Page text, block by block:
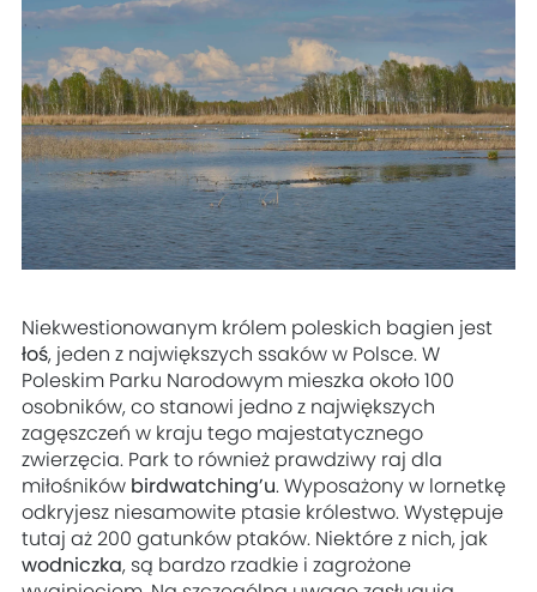
Niekwestionowanym królem poleskich bagien jest
łoś, jeden z największych ssaków w Polsce. W
Poleskim Parku Narodowym mieszka około 100
osobników, co stanowi jedno z największych
zagęszczeń w kraju tego majestatycznego
zwierzęcia. Park to również prawdziwy raj dla
miłośników birdwatching’u. Wyposażony w lornetkę
odkryjesz niesamowite ptasie królestwo. Występuje
tutaj aż 200 gatunków ptaków. Niektóre z nich, jak
wodniczka, są bardzo rzadkie i zagrożone